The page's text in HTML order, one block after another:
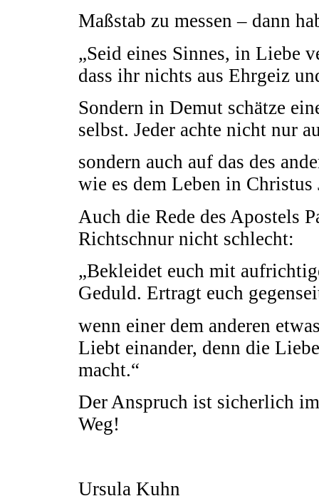
Maßstab zu messen – dann
„Seid eines Sinnes, in Liebe
dass ihr nichts aus Ehrgeiz
Sondern in Demut schätze
selbst. Jeder achte nicht nur
sondern auch auf das des
wie es dem Leben in
Auch die Rede des Apostels
Richtschnur nicht schlecht:
„Bekleidet euch mit
Geduld. Ertragt euch
wenn einer dem anderen
Liebt einander, denn die
macht.“
Der Anspruch ist sicherlich
Weg!
Ursula Kuhn